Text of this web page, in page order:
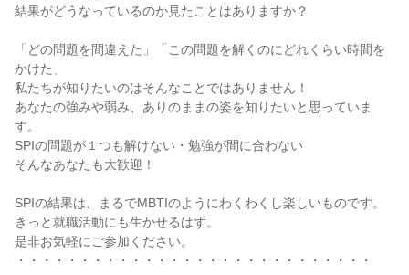
結果がどうなっているのか見たことはありますか？
「どの問題を間違えた」「この問題を解くのにどれくらい時間を
かけた」
私たちが知りたいのはそんなことではありません！
あなたの強みや弱み、ありのままの姿を知りたいと思っていま
す。
SPIの問題が１つも解けない・勉強が間に合わない
そんなあなたも大歓迎！
SPIの結果は、まるでMBTIのようにわくわくし楽しいものです。
きっと就職活動にも生かせるはず。
是非お気軽にご参加ください。
・・・・・・・・・・・・・・・・・・・・・・・・・・・・